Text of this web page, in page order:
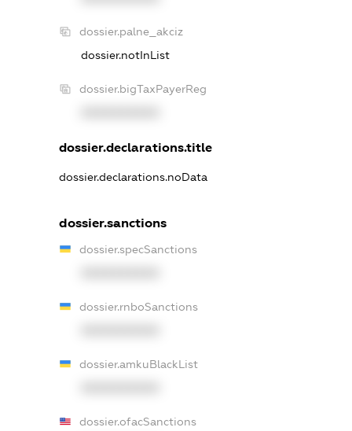
dossier.palne_akciz
dossier.notInList
dossier.bigTaxPayerReg
dossier.declarations.title
dossier.declarations.noData
dossier.sanctions
dossier.specSanctions
dossier.rnboSanctions
dossier.amkuBlackList
dossier.ofacSanctions